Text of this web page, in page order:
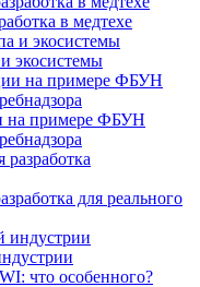
в медтехе
экосистемы
на примере ФБУН
для реального